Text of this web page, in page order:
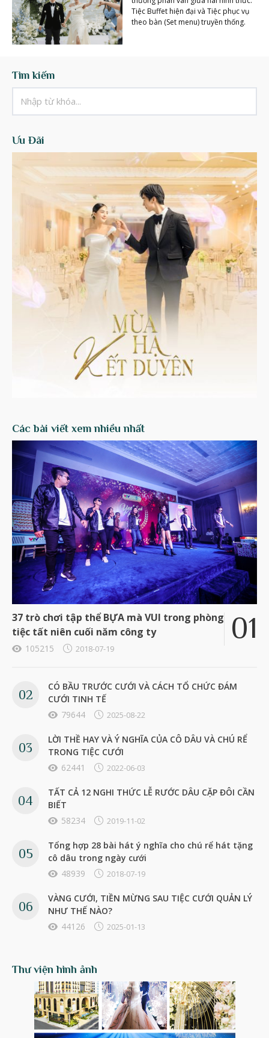
Tiệc Buffet hiện đại và Tiệc phục vụ
theo bàn (Set menu) truyền thống.
Tìm kiếm
Ưu Đãi
Các bài viết xem nhiều nhất
37 trò chơi tập thể BỰA mà VUI trong phòng
tiệc tất niên cuối năm công ty
105215 2018-07-19
CÓ BẦU TRƯỚC CƯỚI VÀ CÁCH TỔ CHỨC ĐÁM
CƯỚI TINH TẾ
79644
2025-08-22
LỜI THỀ HAY VÀ Ý NGHĨA CỦA CÔ DÂU VÀ CHÚ RỂ
TRONG TIỆC CƯỚI
62441
2022-06-03
TẤT CẢ 12 NGHI THỨC LỄ RƯỚC DÂU CẶP ĐÔI CẦN
BIẾT
58234
2019-11-02
Tổng hợp 28 bài hát ý nghĩa cho chú rể hát tặng
cô dâu trong ngày cưới
48939
2018-07-19
VÀNG CƯỚI, TIỀN MỪNG SAU TIỆC CƯỚI QUẢN LÝ
NHƯ THẾ NÀO?
44126
2025-01-13
Thư viện hình ảnh